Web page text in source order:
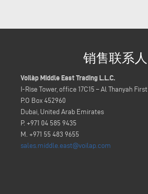
销售联系人
Voilàp Middle East Trading L.L.C.
I-Rise Tower, office 17C15 – Al Thanyah
P.O Box 452960
Dubai, United Arab Emirates
P. +971 04 585 9435
M. +971 55 483 9655
sales.middle.east@voilap.com